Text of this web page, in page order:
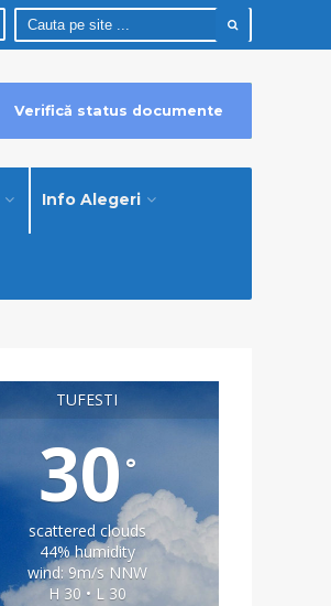
Info Alegeri
Verifică status documente
TUFESTI
30°
scattered clouds
44% humidity
wind: 9m/s NNW
H 30 • L 30